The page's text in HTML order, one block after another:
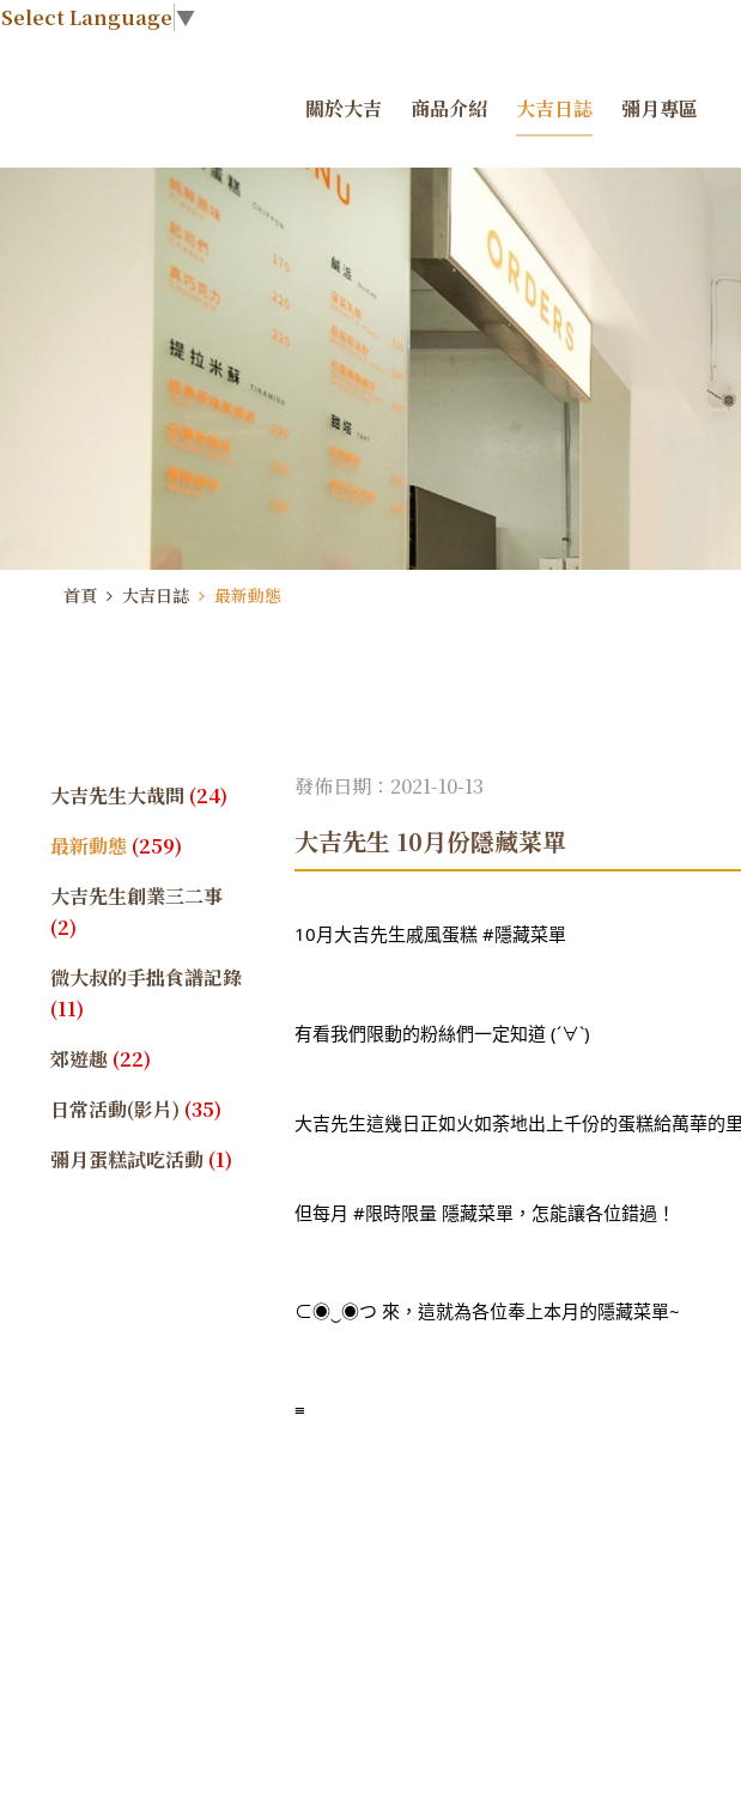
Select Language▼
關於大吉 商品介紹 大吉日誌 彌月專區
首頁 大吉日誌 最新動態
大吉先生大哉問 (24)
最新動態 (259)
大吉先生創業三二事
(2)
微大叔的手拙食譜記錄
(11)
郊遊趣 (22)
日常活動(影片) (35)
彌月蛋糕試吃活動 (1)
發佈日期：2021-10-13
大吉先生 10月份隱藏菜單
10月大吉先生戚風蛋糕 #隱藏菜單
有看我們限動的粉絲們一定知道 (´∀`)
大吉先生這幾日正如火如荼地出上千份的蛋糕給萬華的
但每月 #限時限量 隱藏菜單，怎能讓各位錯過！
⊂◉‿◉つ 來，這就為各位奉上本月的隱藏菜單~
≡